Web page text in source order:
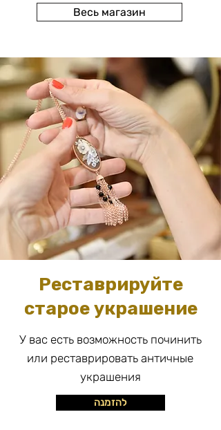
Весь магазин
Реставрируйте
старое украшение
У вас есть возможность починить
или реставрировать античные
украшения
להזמנה